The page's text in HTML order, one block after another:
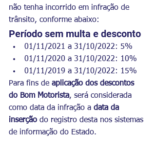
não tenha incorrido em infração de
trânsito, conforme abaixo:
Período sem multa e desconto
01/11/2021 a 31/10/2022: 5%
01/11/2020 a 31/10/2022: 10%
01/11/2019 a 31/10/2022: 15%
Para fins de aplicação dos descontos
do Bom Motorista, será considerada
como data da infração a data da
inserção do registro desta nos sistemas
de informação do Estado.